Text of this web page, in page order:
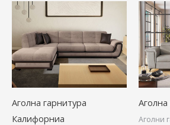
Аголна гарнитура
Калифорниа
Аголни